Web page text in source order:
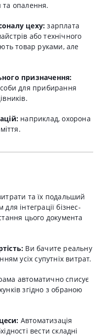
та опалення.
цеху: зарплата
або технічного
товар руками, але
призначення:
для прибирання
наприклад, охорона
та їх подальший
інтеграції бізнес-
цього документа
Ви бачите реальну
усіх супутніх витрат.
автоматично списує
згідно з обраною
Автоматизація
вести складні